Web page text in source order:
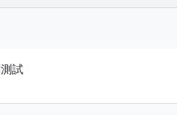
測試